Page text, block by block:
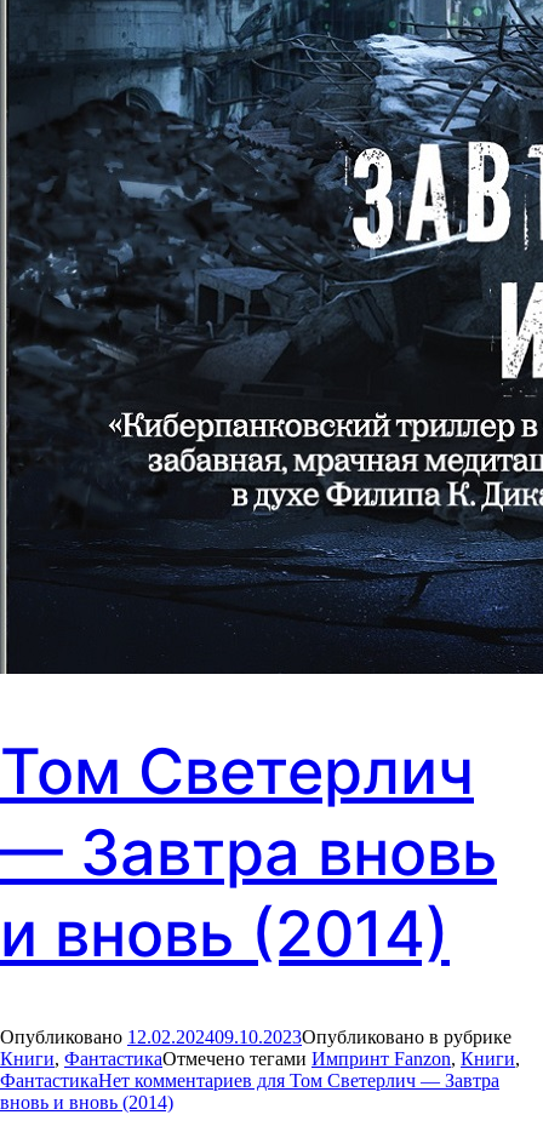
Том Светерлич
— Завтра вновь
и вновь (2014)
Опубликовано 12.02.202409.10.2023Опубликовано в рубрике
Книги, ФантастикаОтмечено тегами Импринт Fanzon, Книги,
ФантастикаНет комментариев для Том Светерлич — Завтра
вновь и вновь (2014)